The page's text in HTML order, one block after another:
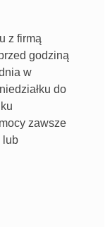
z firmą
godziną
w
do
zawsze
lub